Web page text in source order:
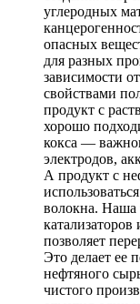
углеродных
опасных
для разных
зависимости
свойствами
продукт с
хорошо
кокса —
электродов,
А продукт с
волокна. Наша
позволяет
Это делает ее
нефтяного
чистого